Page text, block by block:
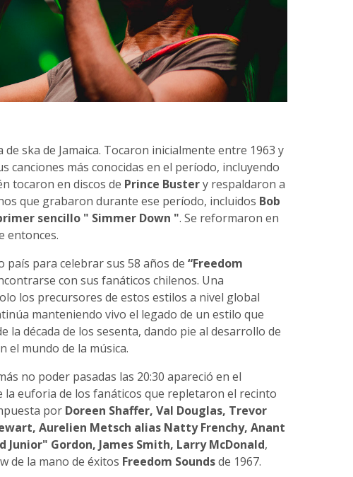
ska de Jamaica. Tocaron inicialmente entre 1963 y
canciones más conocidas en el período, incluyendo
tocaron en discos de Prince Bustery respaldaron a
que grabaron durante ese período, incluidos Bob
sencillo " Simmer Down ". Se reformaron en
entonces.
para celebrar sus 58 años de “Freedom
con sus fanáticos chilenos. Una
los precursores de estos estilos a nivel global
manteniendo vivo el legado de un estilo que
la década de los sesenta, dando pie al desarrollo de
el mundo de la música.
no poder pasadas las 20:30 apareció en el
euforia de los fanáticos que repletaron el recinto
por Doreen Shaffer, Val Douglas, Trevor
Aurelien Metsch alias Natty Frenchy, Anant
Junior" Gordon, James Smith, Larry McDonald,
de la mano de éxitos Freedom Soundsde 1967.